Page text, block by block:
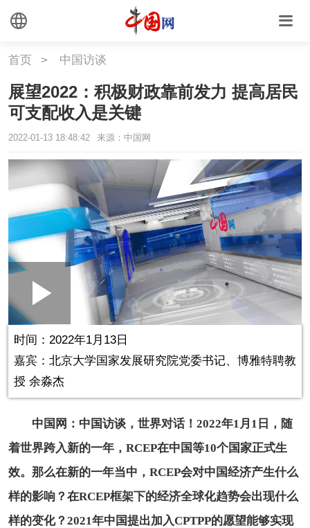
首页 > 中国访谈
展望2022：积极财政靠前发力 提高居民
可支配收入是关键
2022-01-13 18:48:42 来源：中国网
Play
Video
Picture-
Picture
时间：2022年1月13日
嘉宾：北京大学国家发展研究院党委书记、博雅特聘教
授 余淼杰
中国网：中国访谈，世界对话！2022年1月1日，随
着世界跨入新的一年，RCEP在中国等10个国家正式生
效。那么在新的一年当中，RCEP会对中国经济产生什么
样的影响？在RCEP框架下的经济全球化趋势会出现什么
样的变化？2021年中国提出加入CPTPP的愿望能够实现